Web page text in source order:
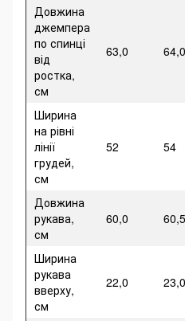
Довжина
джемпера
по спинці
від
ростка,
см
63,0 64,0
Ширина
на рівні
лінії
грудей,
см
52 54
Довжина
рукава,
см
60,0 60,5
Ширина
рукава
вверху,
см
22,0 23,0